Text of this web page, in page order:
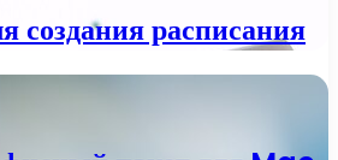
создания расписания